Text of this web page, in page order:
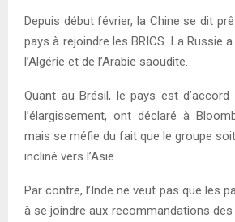
Depuis début février, la Chine se dit
pays à rejoindre les BRICS. La Russie
l’Algérie et de l’Arabie saoudite.
Quant au Brésil, le pays est
l’élargissement, ont déclaré à
mais se méfie du fait que le groupe
incliné vers l’Asie.
Par contre, l’Inde ne veut pas que les
à se joindre aux recommandations